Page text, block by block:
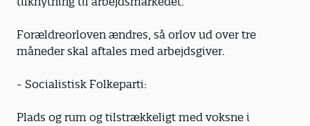
Forældreorloven ændres, så orlov ud over tre
måneder skal aftales med arbejdsgiver.
- Socialistisk Folkeparti:
Plads og rum og tilstrækkeligt med voksne i